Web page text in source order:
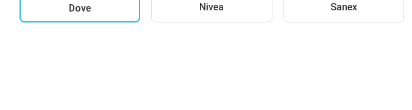
Dove Nivea Sanex